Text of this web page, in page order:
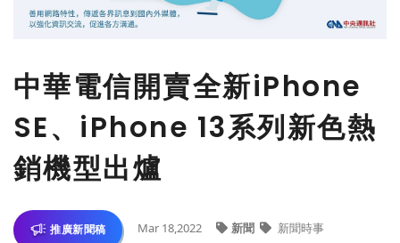
中華電信開賣全新iPhone
SE、iPhone 13系列新色熱
銷機型出爐
推廣新聞稿 Mar 18,2022 新聞 新聞時事